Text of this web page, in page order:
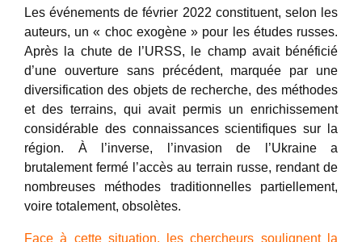
Les événements de février 2022 constituent, selon les
auteurs, un « choc exogène » pour les études russes.
Après la chute de l’URSS, le champ avait bénéficié
d’une ouverture sans précédent, marquée par une
diversification des objets de recherche, des méthodes
et des terrains, qui avait permis un enrichissement
considérable des connaissances scientifiques sur la
région. À l’inverse, l’invasion de l’Ukraine a
brutalement fermé l’accès au terrain russe, rendant de
nombreuses méthodes traditionnelles partiellement,
voire totalement, obsolètes.
Face à cette situation, les chercheurs soulignent la